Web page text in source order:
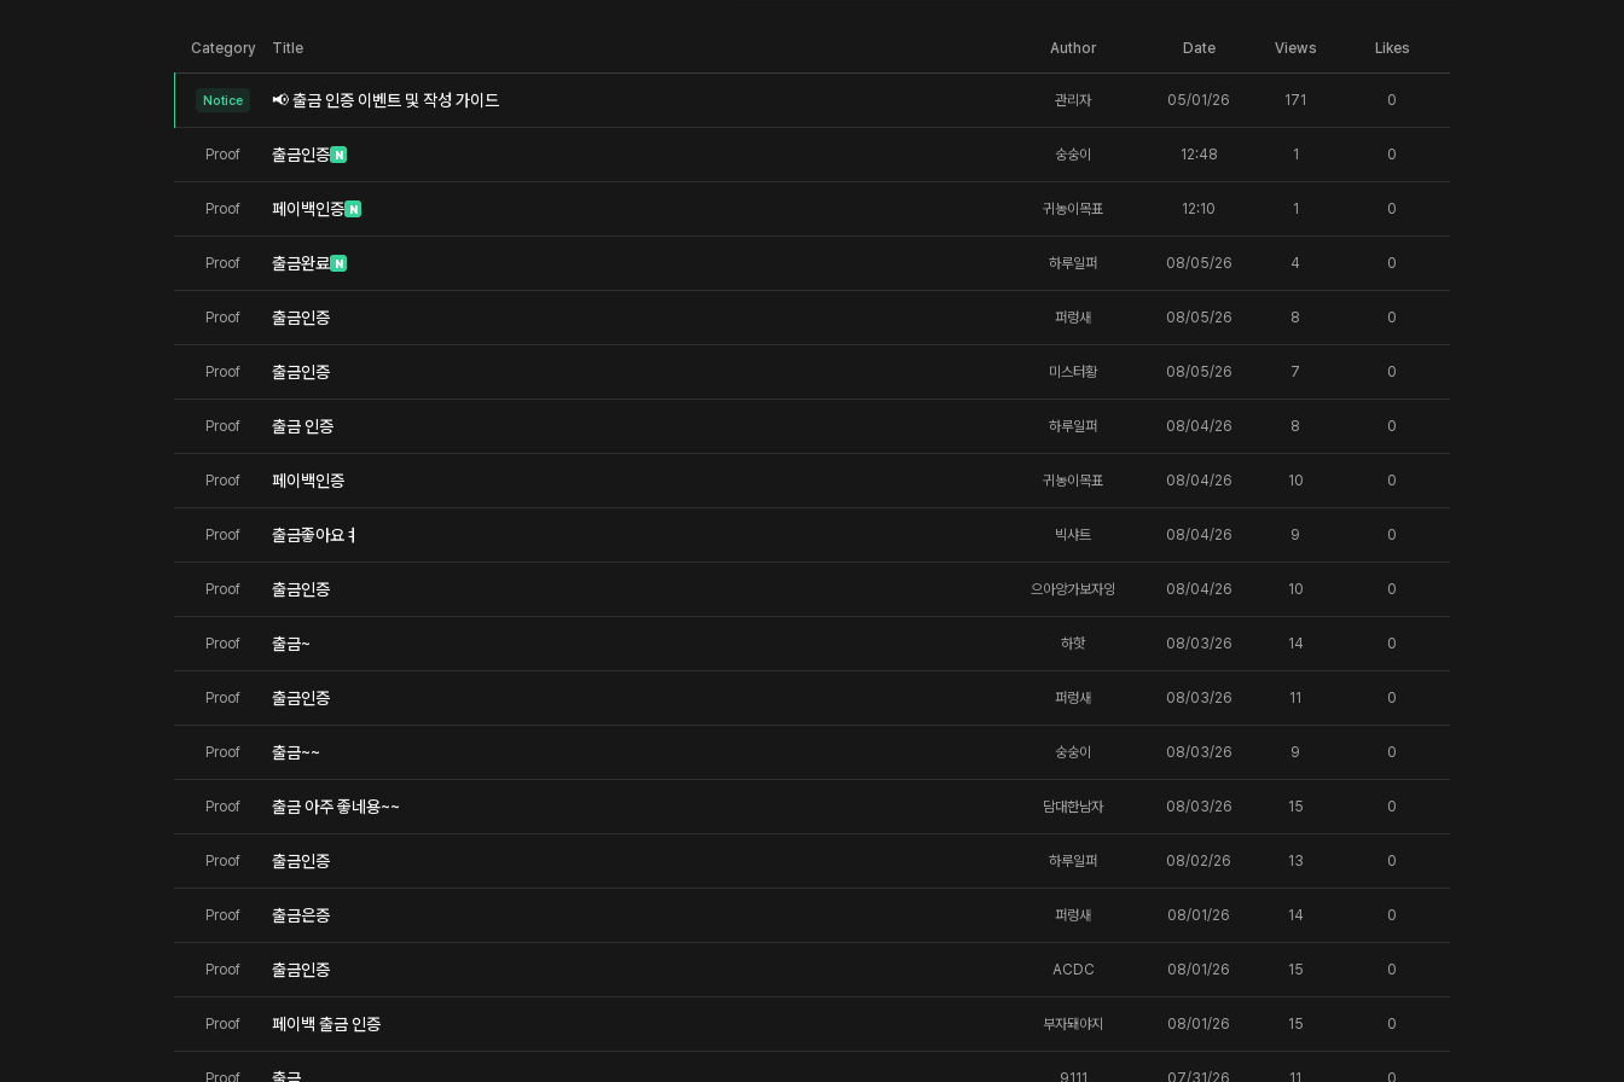
Category Title Author Date Views Likes
Notice 📢 출금 인증 이벤트 및 작성 가이드 관리자 05/01/26 171 0
Proof 출금인증 N 숭숭이 12:48 1 0
Proof 페이백인증 N 귀농이목표 12:10 1 0
Proof 출금완료 N 하루일퍼 08/05/26 4 0
Proof 출금인증 퍼렁새 08/05/26 8 0
Proof 출금인증 미스터황 08/05/26 7 0
Proof 출금 인증 하루일퍼 08/04/26 8 0
Proof 페이백인증 귀농이목표 08/04/26 10 0
Proof 출금좋아요ㅕ 빅샤트 08/04/26 9 0
Proof 출금인증 으아앙가보자잉 08/04/26 10 0
Proof 출금~ 하핫 08/03/26 14 0
Proof 출금인증 퍼렁새 08/03/26 11 0
Proof 출금~~ 숭숭이 08/03/26 9 0
Proof 출금 아주 좋네용~~ 담대한남자 08/03/26 15 0
Proof 출금인증 하루일퍼 08/02/26 13 0
Proof 출금은증 퍼렁새 08/01/26 14 0
Proof 출금인증 ACDC 08/01/26 15 0
Proof 페이백 출금 인증 부자돼야지 08/01/26 15 0
Proof 9111 07/31/26 11 0